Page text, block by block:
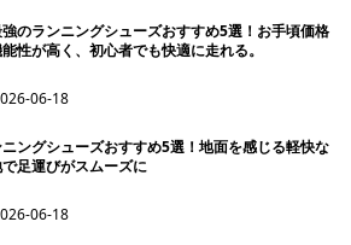
のランニングシューズおすすめ5選！お手頃価格
性が高く、初心者でも快適に走れる。
06-18
ングシューズおすすめ5選！地面を感じる軽快な
足運びがスムーズに
06-18